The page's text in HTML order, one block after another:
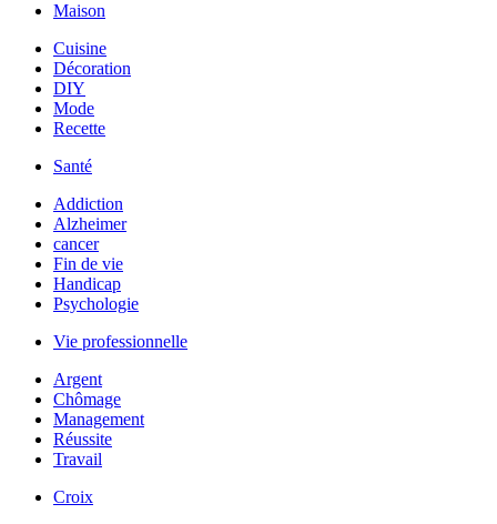
Maison
Cuisine
Décoration
DIY
Mode
Recette
Santé
Addiction
Alzheimer
cancer
Fin de vie
Handicap
Psychologie
Vie professionnelle
Argent
Chômage
Management
Réussite
Travail
Croix